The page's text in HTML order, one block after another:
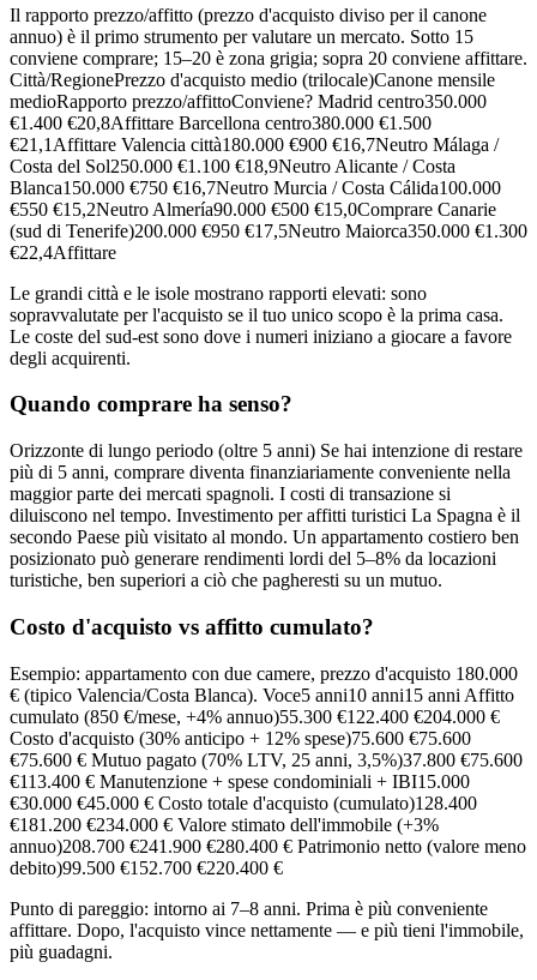
Il rapporto prezzo/affitto (prezzo d'acquisto diviso per il canone
annuo) è il primo strumento per valutare un mercato. Sotto 15
conviene comprare; 15–20 è zona grigia; sopra 20 conviene affittare.
Città/RegionePrezzo d'acquisto medio (trilocale)Canone mensile
medioRapporto prezzo/affittoConviene? Madrid centro350.000
€1.400 €20,8Affittare Barcellona centro380.000 €1.500
€21,1Affittare Valencia città180.000 €900 €16,7Neutro Málaga /
Costa del Sol250.000 €1.100 €18,9Neutro Alicante / Costa
Blanca150.000 €750 €16,7Neutro Murcia / Costa Cálida100.000
€550 €15,2Neutro Almería90.000 €500 €15,0Comprare Canarie
(sud di Tenerife)200.000 €950 €17,5Neutro Maiorca350.000 €1.300
€22,4Affittare
Le grandi città e le isole mostrano rapporti elevati: sono
sopravvalutate per l'acquisto se il tuo unico scopo è la prima casa.
Le coste del sud-est sono dove i numeri iniziano a giocare a favore
degli acquirenti.
Quando comprare ha senso?
Orizzonte di lungo periodo (oltre 5 anni) Se hai intenzione di restare
più di 5 anni, comprare diventa finanziariamente conveniente nella
maggior parte dei mercati spagnoli. I costi di transazione si
diluiscono nel tempo. Investimento per affitti turistici La Spagna è il
secondo Paese più visitato al mondo. Un appartamento costiero ben
posizionato può generare rendimenti lordi del 5–8% da locazioni
turistiche, ben superiori a ciò che pagheresti su un mutuo.
Costo d'acquisto vs affitto cumulato?
Esempio: appartamento con due camere, prezzo d'acquisto 180.000
€ (tipico Valencia/Costa Blanca). Voce5 anni10 anni15 anni Affitto
cumulato (850 €/mese, +4% annuo)55.300 €122.400 €204.000 €
Costo d'acquisto (30% anticipo + 12% spese)75.600 €75.600
€75.600 € Mutuo pagato (70% LTV, 25 anni, 3,5%)37.800 €75.600
€113.400 € Manutenzione + spese condominiali + IBI15.000
€30.000 €45.000 € Costo totale d'acquisto (cumulato)128.400
€181.200 €234.000 € Valore stimato dell'immobile (+3%
annuo)208.700 €241.900 €280.400 € Patrimonio netto (valore meno
debito)99.500 €152.700 €220.400 €
Punto di pareggio: intorno ai 7–8 anni. Prima è più conveniente
affittare. Dopo, l'acquisto vince nettamente — e più tieni l'immobile,
più guadagni.